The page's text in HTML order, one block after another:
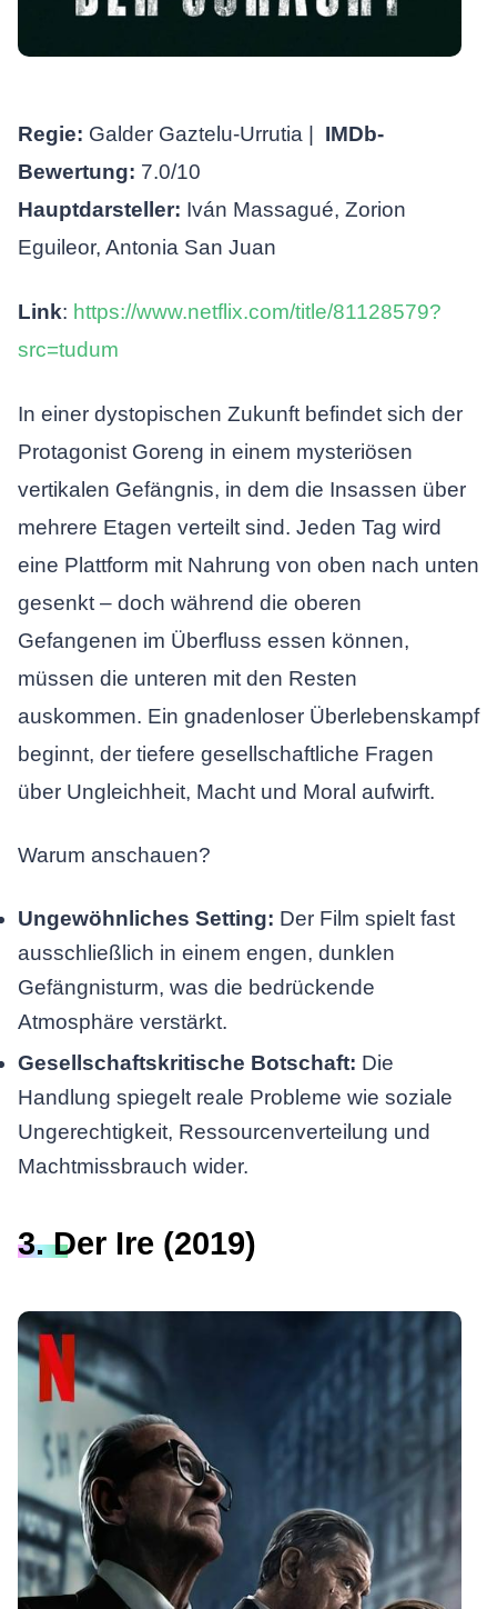
Regie: Galder Gaztelu-Urrutia | IMDb-
Bewertung: 7.0/10
Hauptdarsteller: Iván Massagué, Zorion
Eguileor, Antonia San Juan
Link: https://www.netflix.com/title/81128579?
src=tudum
In einer dystopischen Zukunft befindet sich der
Protagonist Goreng in einem mysteriösen
vertikalen Gefängnis, in dem die Insassen über
mehrere Etagen verteilt sind. Jeden Tag wird
eine Plattform mit Nahrung von oben nach unten
gesenkt – doch während die oberen
Gefangenen im Überfluss essen können,
müssen die unteren mit den Resten
auskommen. Ein gnadenloser Überlebenskampf
beginnt, der tiefere gesellschaftliche Fragen
über Ungleichheit, Macht und Moral aufwirft.
Warum anschauen?
Ungewöhnliches Setting: Der Film spielt fast
ausschließlich in einem engen, dunklen
Gefängnisturm, was die bedrückende
Atmosphäre verstärkt.
Gesellschaftskritische Botschaft: Die
Handlung spiegelt reale Probleme wie soziale
Ungerechtigkeit, Ressourcenverteilung und
Machtmissbrauch wider.
3. Der Ire (2019)